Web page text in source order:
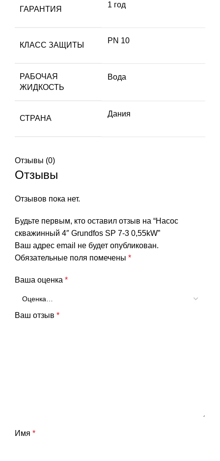
ГАРАНТИЯ
1 год
КЛАСС ЗАЩИТЫ
PN 10
РАБОЧАЯ
ЖИДКОСТЬ
Вода
СТРАНА
Дания
Отзывы (0)
Отзывы
Отзывов пока нет.
Будьте первым, кто оставил отзыв на “Насос
скважинный 4″ Grundfos SP 7-3 0,55kW”
Ваш адрес email не будет опубликован.
Обязательные поля помечены *
Ваша оценка *
Ваш отзыв *
Имя *